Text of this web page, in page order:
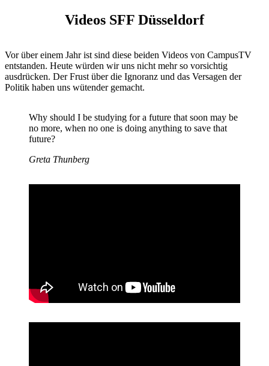
Videos SFF Düsseldorf
Vor über einem Jahr ist sind diese beiden Videos von CampusTV
entstanden. Heute würden wir uns nicht mehr so vorsichtig
ausdrücken. Der Frust über die Ignoranz und das Versagen der
Politik haben uns wütender gemacht.
Why should I be studying for a future that soon may be
no more, when no one is doing anything to save that
future?
Greta Thunberg